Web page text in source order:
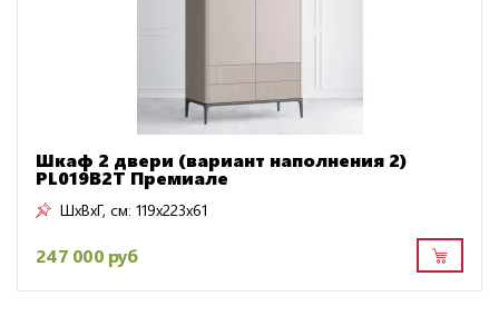
Шкаф 2 двери (вариант наполнения 2)
PL019B2T Премиале
ШxВxГ, см: 119x223x61
247 000 руб